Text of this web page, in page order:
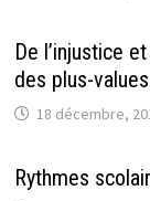
De l’injustice
des plus-
18 décembre,
Rythmes